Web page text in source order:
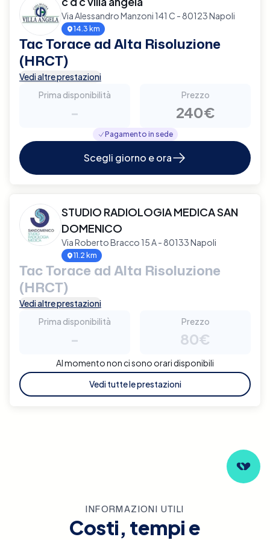
Via Alessandro Manzoni 141 C - 80123 Napoli
14.3 km
Tac Torace ad Alta Risoluzione
(HRCT)
Vedi altre prestazioni
Prima disponibilità
-
Prezzo
240€
Pagamento in sede
Scegli giorno e ora
STUDIO RADIOLOGIA MEDICA SAN
DOMENICO
Via Roberto Bracco 15 A - 80133 Napoli
11.2 km
Tac Torace ad Alta Risoluzione
(HRCT)
Vedi altre prestazioni
Prima disponibilità
-
Prezzo
80€
Al momento non ci sono orari disponibili
Vedi tutte le prestazioni
INFORMAZIONI UTILI
Costi, tempi e